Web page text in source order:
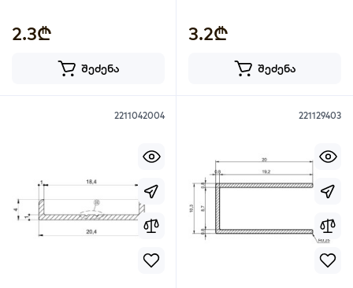
2.3₾
შეძენა
3.2₾
შეძენა
2211042004 221129403